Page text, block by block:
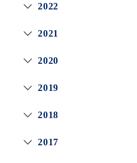
2022
2021
2020
2019
2018
2017